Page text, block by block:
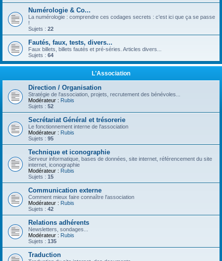
Numérologie & Co...
La numérologie : comprendre ces codages secrets : c'est ici que ça se passe
!
Sujets : 22
Fautés, faux, tests, divers...
Faux billets, billets fautés et pré-séries. Articles divers...
Sujets : 64
L'Association
Direction / Organisation
Stratégie de l'association, projets, recrutement des bénévoles...
Modérateur : Rubis
Sujets : 52
Secrétariat Général et trésorerie
Le fonctionnement interne de l'association
Modérateur : Rubis
Sujets : 95
Technique et iconographie
Serveur informatique, bases de données, site internet, référencement du site
internet, iconographie
Modérateur : Rubis
Sujets : 15
Communication externe
Comment mieux faire connaître l'association
Modérateur : Rubis
Sujets : 42
Relations adhérents
Newsletters, sondages...
Modérateur : Rubis
Sujets : 135
Traduction